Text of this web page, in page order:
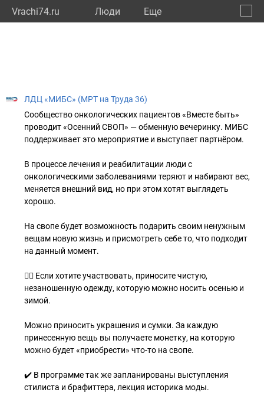
Vrachi74.ru Люди Eще
ЛДЦ «МИБС» (МРТ на Труда 36)
Сообщество онкологических пациентов «Вместе быть»
проводит «Осенний СВОП» — обменную вечеринку. МИБС
поддерживает это мероприятие и выступает партнёром.
В процессе лечения и реабилитации люди с
онкологическими заболеваниями теряют и набирают вес,
меняется внешний вид, но при этом хотят выглядеть
хорошо.
На свопе будет возможность подарить своим ненужным
вещам новую жизнь и присмотреть себе то, что подходит
на данный момент.
👍🏻 Если хотите участвовать, приносите чистую,
незаношенную одежду, которую можно носить осенью и
зимой.
Можно приносить украшения и сумки. За каждую
принесенную вещь вы получаете монетку, на которую
можно будет «приобрести» что-то на свопе.
✔️ В программе так же запланированы выступления
стилиста и брафиттера, лекция историка моды.